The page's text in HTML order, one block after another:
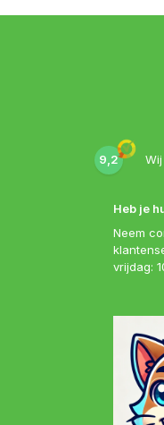
Heb je
Neem
vrijdag:
9,2